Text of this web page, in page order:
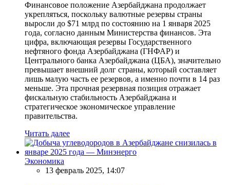
Финансовое положение Азербайджана продолжает
укрепляться, поскольку валютные резервы страны
выросли до $71 млрд по состоянию на 1 января 2025
года, согласно данным Министерства финансов. Эта
цифра, включающая резервы Государственного
нефтяного фонда Азербайджана (ГНФАР) и
Центрального банка Азербайджана (ЦБА), значительно
превышает внешний долг страны, который составляет
лишь малую часть ее резервов, а именно почти в 14 раз
меньше. Эта прочная резервная позиция отражает
фискальную стабильность Азербайджана и
стратегическое экономическое управление
правительства.
Читать далее
Экономика
13 февраль 2025, 14:07